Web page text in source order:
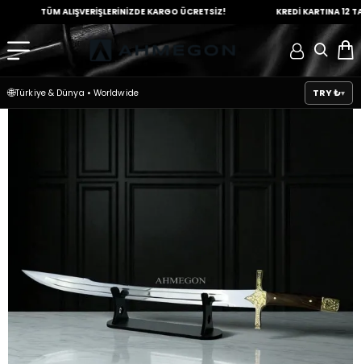
TÜM ALIŞVERİŞLERİNİZDEKARGO ÜCRETSİZ! KREDİ KARTINA12
🌐Türkiye & Dünya • Worldwide TRY ₺